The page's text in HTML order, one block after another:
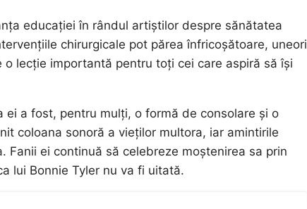
educației în rândul artiștilor despre sănătatea
chirurgicale pot părea înfricoșătoare, uneori
lecție importantă pentru toți cei care aspiră să își
a fost, pentru mulți, o formă de consolare și o
coloana sonoră a vieților multora, iar amintirile
ei continuă să celebreze moștenirea sa prin
lui Bonnie Tyler nu va fi uitată.